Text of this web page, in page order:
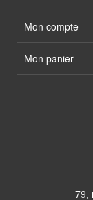
Mon compte
Mon panier
79,